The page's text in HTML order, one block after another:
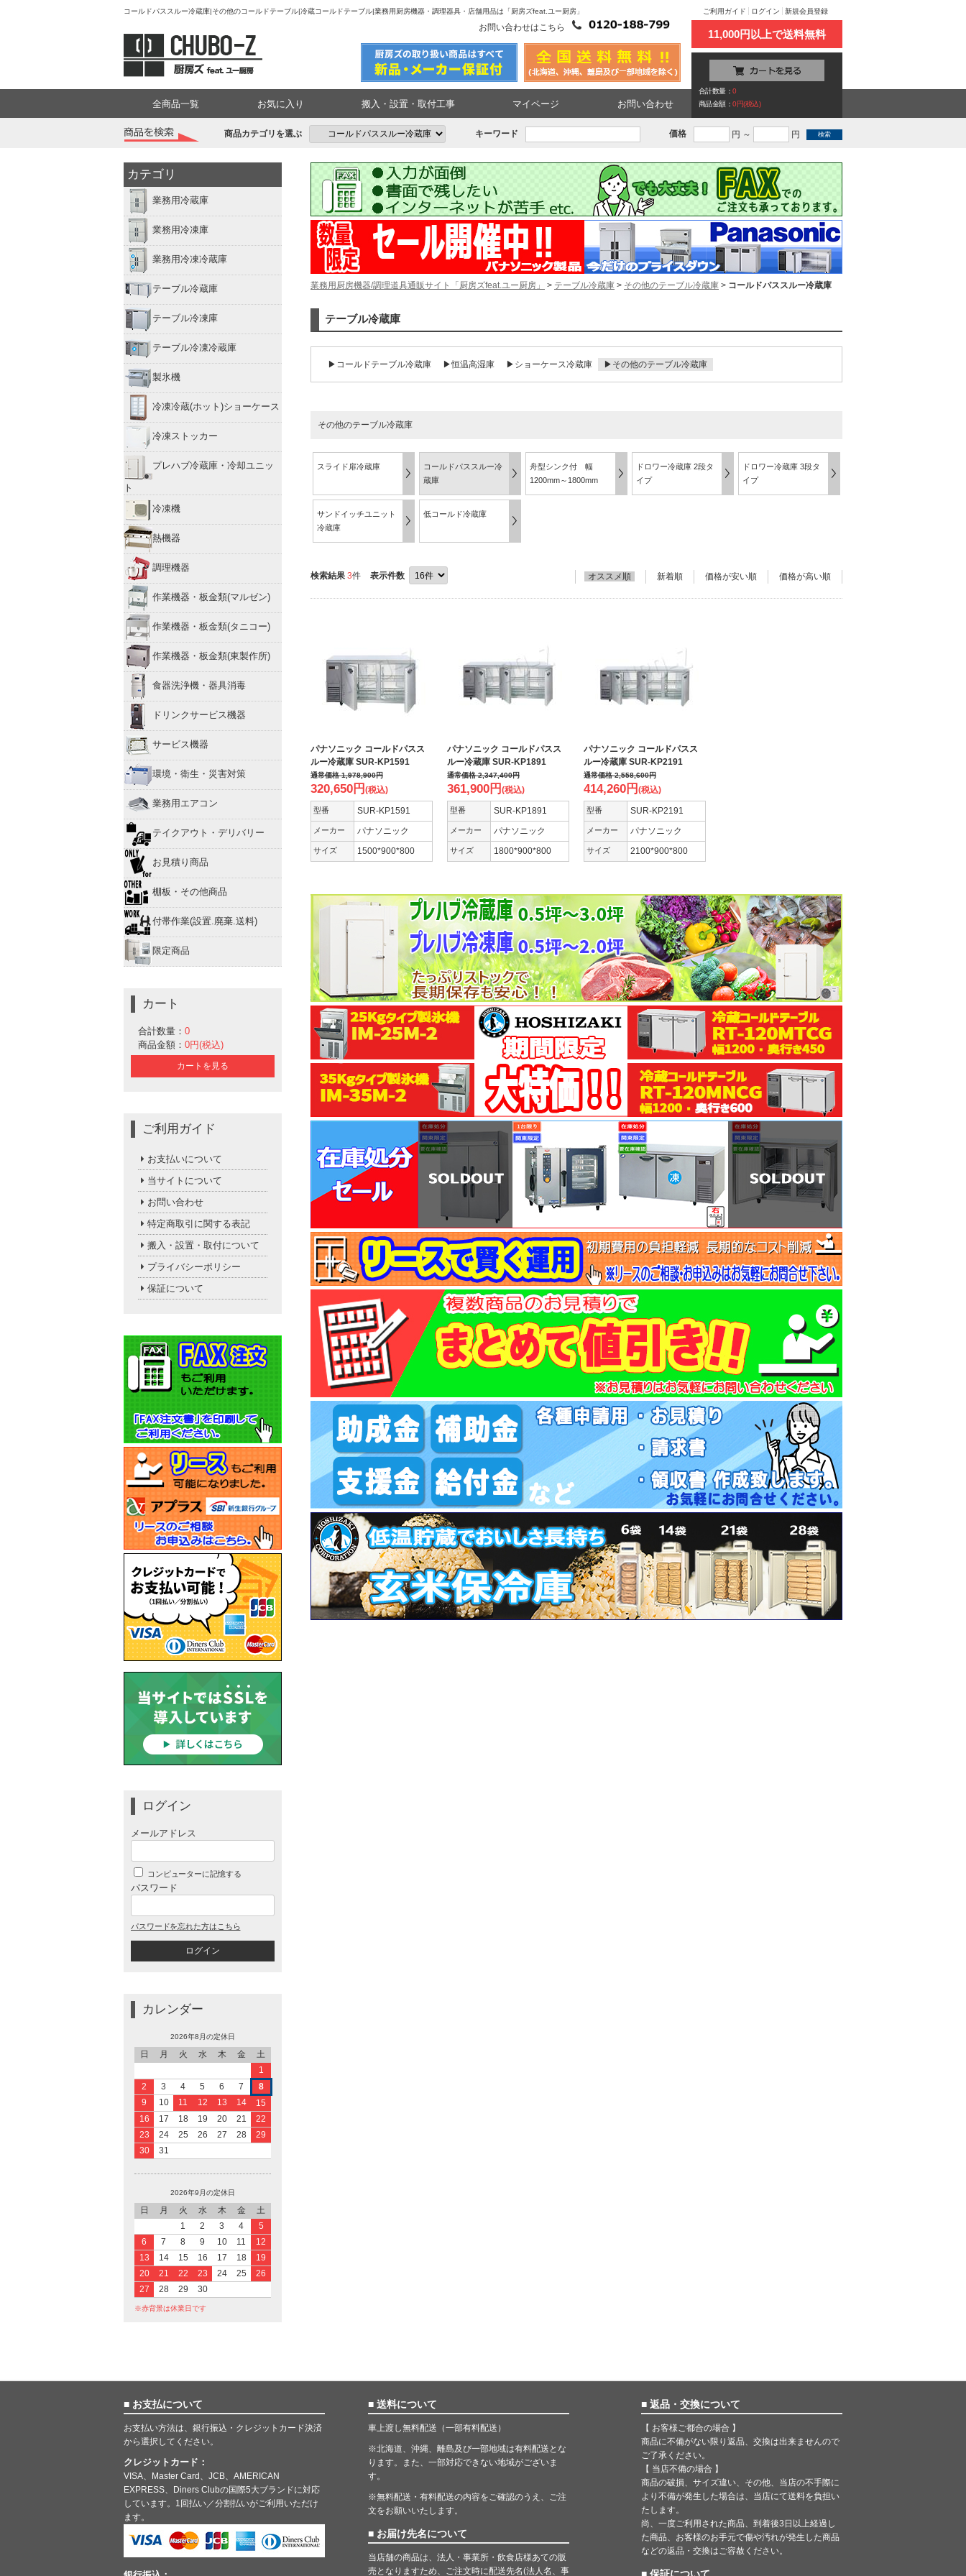
コールドパススルー冷蔵庫|その他のコールドテーブル|冷蔵コールドテーブル|業務用厨房機器・調理器具・店舗用品は「厨房ズfeat.ユー厨房」
お問い合わせはこちら
ご利用ガイド ログイン 新規会員登録
11,000円以上で送料無料
合計数量：0
商品金額：0円(税込)
全商品一覧 お気に入り 搬入・設置・取付工事 マイページ お問い合わせ
商品カテゴリを選ぶ キーワード 価格 円 ～ 円
カテゴリ
業務用冷蔵庫
業務用冷凍庫
業務用冷凍冷蔵庫
テーブル冷蔵庫
テーブル冷凍庫
テーブル冷凍冷蔵庫
製氷機
冷凍冷蔵(ホット)ショーケース
冷凍ストッカー
プレハブ冷蔵庫・冷却ユニッ
ト
冷凍機
熱機器
調理機器
作業機器・板金類(マルゼン)
作業機器・板金類(タニコー)
作業機器・板金類(東製作所)
食器洗浄機・器具消毒
ドリンクサービス機器
サービス機器
環境・衛生・災害対策
業務用エアコン
テイクアウト・デリバリー
お見積り商品
棚板・その他商品
付帯作業(設置.廃棄.送料)
限定商品
カート
合計数量： 0
商品金額： 0円(税込)
カートを見る
ご利用ガイド
お支払いについて
当サイトについて
お問い合わせ
特定商取引に関する表記
搬入・設置・取付について
プライバシーポリシー
保証について
ログイン
メールアドレス
コンピューターに記憶する
パスワード
パスワードを忘れた方はこちら
カレンダー
2026年8月の定休日
日 月 火 水 木 金
土
1
2
3 4 5 6 7
8
9
10 11 12 13 14
15
16
17 18 19 20 21
22
23
24 25 26 27 28
29
30
31
2026年9月の定休日
日 月 火 水 木 金
土
1
2 3 4
5
6
7 8 9 10 11
12
13
14 15 16 17 18
19
20
21 22 23 24 25
26
27
28 29 30
※赤背景は休業日です
業務用厨房機器/調理道具通販サイト「厨房ズfeat.ユー厨房」 > テーブル冷蔵庫 > その他のテーブル冷蔵庫 > コールドパススルー冷蔵庫
テーブル冷蔵庫
▶コールドテーブル冷蔵庫 ▶恒温高湿庫 ▶ショーケース冷蔵庫 ▶その他のテーブル冷蔵庫
その他のテーブル冷蔵庫
スライド扉冷蔵庫
コールドパススルー冷
蔵庫
舟型シンク付 幅
1200mm～1800mm
ドロワー冷蔵庫 2段タ
イプ
ドロワー冷蔵庫 3段タ
イプ
サンドイッチユニット
冷蔵庫
低コールド冷蔵庫
検索結果 3件 表示件数 オススメ順 新着順 価格が安い順 価格が高い順
パナソニック コールドパスス
ルー冷蔵庫 SUR-KP1591
通常価格1,978,900円
320,650円 (税込)
型番 SUR-KP1591
メーカー パナソニック
サイズ 1500*900*800
パナソニック コールドパスス
ルー冷蔵庫 SUR-KP1891
通常価格2,347,400円
361,900円 (税込)
型番 SUR-KP1891
メーカー パナソニック
サイズ 1800*900*800
パナソニック コールドパスス
ルー冷蔵庫 SUR-KP2191
通常価格2,558,600円
414,260円 (税込)
型番 SUR-KP2191
メーカー パナソニック
サイズ 2100*900*800
■ お支払について
お支払い方法は、銀行振込・クレジットカード決済
から選択してください。
クレジットカード：
VISA、Master Card、JCB、AMERICAN
EXPRESS、Diners Clubの国際5大ブランドに対応
しています。1回払い／分割払いがご利用いただけ
ます。
■ 送料について
車上渡し無料配送（一部有料配送）
※北海道、沖縄、離島及び一部地域は有料配送とな
ります。また、一部対応できない地域がございま
す。
※無料配送・有料配送の内容をご確認のうえ、ご注
文をお願いいたします。
■ お届け先名について
当店舗の商品は、法人・事業所・飲食店様あての販
売となりますため、ご注文時に配送先名(法人名、事
■ 返品・交換について
【 お客様ご都合の場合 】
商品に不備がない限り返品、交換は出来ませんので
ご了承ください。
【 当店不備の場合 】
商品の破損、サイズ違い、その他、当店の不手際に
より不備が発生した場合は、当店にて送料を負担い
たします。
尚、一度ご利用された商品、到着後3日以上経過し
た商品、お客様のお手元で傷や汚れが発生した商品
などの返品・交換はご容赦ください。